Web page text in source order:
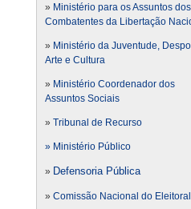
» Ministério para os Assuntos dos
Combatentes da Libertação
» Ministério da Juventude,
Arte e Cultura
» Ministério Coordenador dos
Assuntos Sociais
» Tribunal de Recurso
» Ministério Público
» Defensoria Pública
» Comissão Nacional do Eleitoral